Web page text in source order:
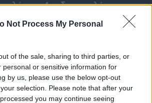
Not Process My Personal
of the sale, sharing to third parties, or
personal or sensitive information for
by us, please use the below opt-out
selection. Please note that after your
you may continue seeing
4 ενδοκρινολόγοι για
του σακχάρου – Το ένα μειώνει